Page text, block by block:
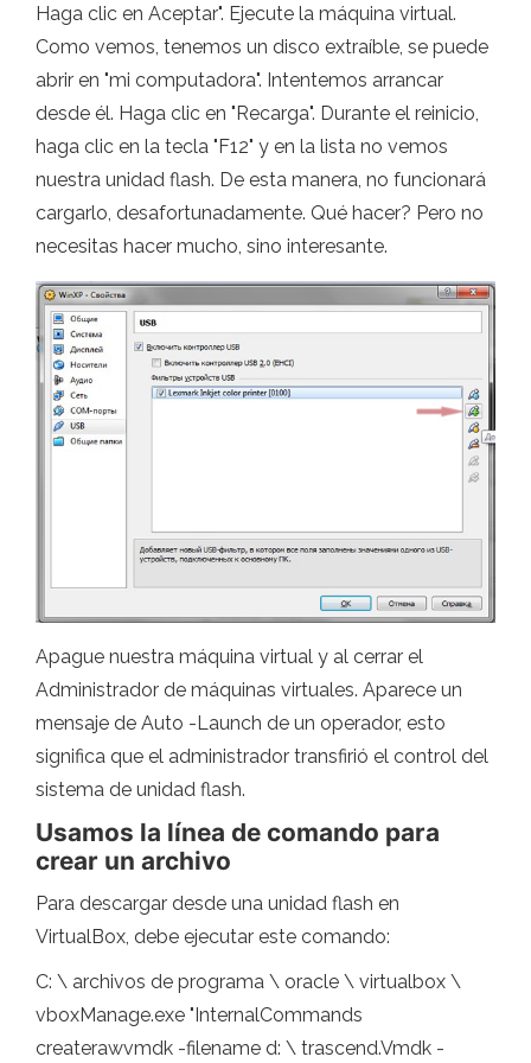
Haga clic en Aceptar". Ejecute la máquina virtual.
Como vemos, tenemos un disco extraíble, se puede
abrir en "mi computadora". Intentemos arrancar
desde él. Haga clic en "Recarga". Durante el reinicio,
haga clic en la tecla "F12" y en la lista no vemos
nuestra unidad flash. De esta manera, no funcionará
cargarlo, desafortunadamente. Qué hacer? Pero no
necesitas hacer mucho, sino interesante.
Apague nuestra máquina virtual y al cerrar el
Administrador de máquinas virtuales. Aparece un
mensaje de Auto -Launch de un operador, esto
significa que el administrador transfirió el control del
sistema de unidad flash.
Usamos la línea de comando para
crear un archivo
Para descargar desde una unidad flash en
VirtualBox, debe ejecutar este comando:
C: \ archivos de programa \ oracle \ virtualbox \
vboxManage.exe "InternalCommands
createrawvmdk -filename d: \ trascend.Vmdk -